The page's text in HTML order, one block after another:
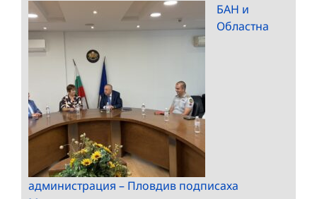
БАН и
Областна
администрация – Пловдив подписаха